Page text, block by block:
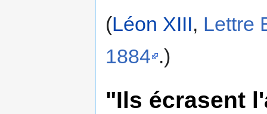
(Léon XIII, Lettre
1884 .)
"Ils écrasent